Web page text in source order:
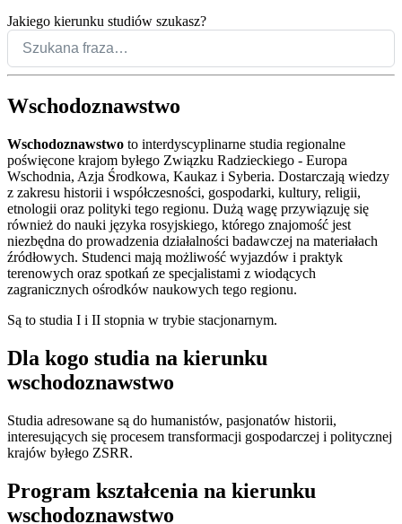
Jakiego kierunku studiów szukasz?
Wschodoznawstwo
Wschodoznawstwo to interdyscyplinarne studia regionalne
poświęcone krajom byłego Związku Radzieckiego - Europa
Wschodnia, Azja Środkowa, Kaukaz i Syberia. Dostarczają wiedzy
z zakresu historii i współczesności, gospodarki, kultury, religii,
etnologii oraz polityki tego regionu. Dużą wagę przywiązuję się
również do nauki języka rosyjskiego, którego znajomość jest
niezbędna do prowadzenia działalności badawczej na materiałach
źródłowych. Studenci mają możliwość wyjazdów i praktyk
terenowych oraz spotkań ze specjalistami z wiodących
zagranicznych ośrodków naukowych tego regionu.
Są to studia I i II stopnia w trybie stacjonarnym.
Dla kogo studia na kierunku
wschodoznawstwo
Studia adresowane są do humanistów, pasjonatów historii,
interesujących się procesem transformacji gospodarczej i politycznej
krajów byłego ZSRR.
Program kształcenia na kierunku
wschodoznawstwo